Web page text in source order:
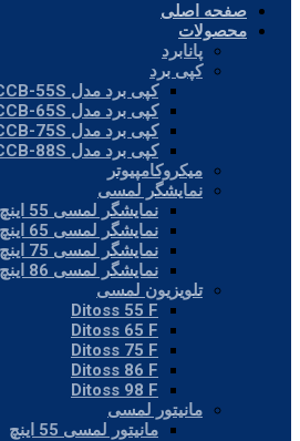
صفحه اصلی
محصولات
پانابرد
کپی برد
کپی برد مدل CCB-55S
کپی برد مدل CCB-65S
کپی برد مدل CCB-75S
کپی برد مدل CCB-88S
میکروکامپیوتر
نمایشگر لمسی
نمایشگر لمسی 55 اینچ
نمایشگر لمسی 65 اینچ
نمایشگر لمسی 75 اینچ
نمایشگر لمسی 86 اینچ
تلویزیون لمسی
Ditoss 55 F
Ditoss 65 F
Ditoss 75 F
Ditoss 86 F
Ditoss 98 F
مانیتور لمسی
مانیتور لمسی 55 اینچ